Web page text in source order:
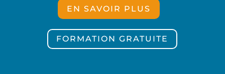
EN SAVOIR PLUS
FORMATION GRATUITE